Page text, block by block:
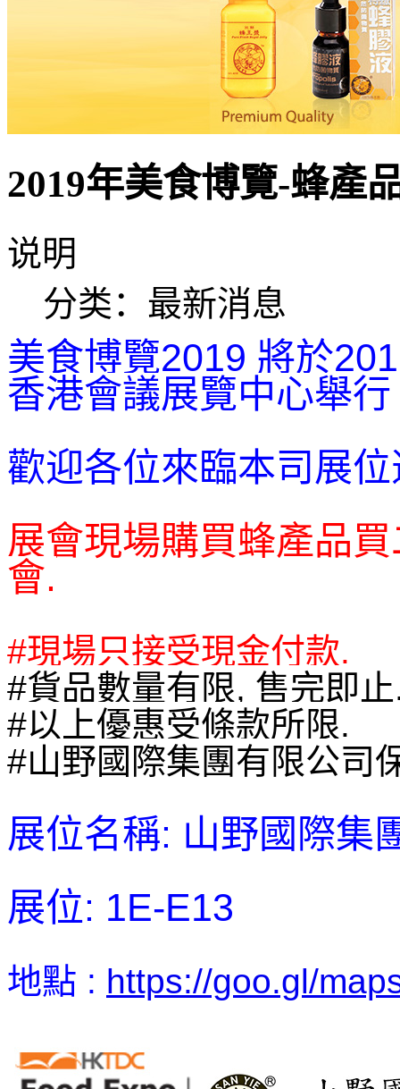
2019年美食博覽-蜂產
说明
分类： 最新消息
美食博覽2019 將於
香港會議展覽中心舉行
歡迎各位來臨本司展
展會現場購買蜂產品
會.
#現場只接受現金付款.
#貨品數量有限, 售完即
#以上優惠受條款所限.
#山野國際集團有限公司
展位名稱: 山野國際集
展位: 1E-E13
地點 : https://goo.gl/